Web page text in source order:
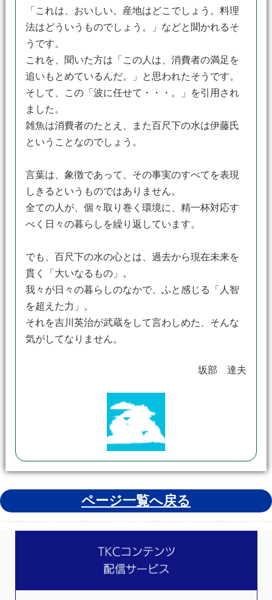
「これは、おいしい。産地はどこでしょう。料理
法はどういうものでしょう。」などと聞かれるそ
うです。
これを、聞いた方は「この人は、消費者の満足を
追いもとめているんだ。」と思われたそうです。
そして、この「波に任せて・・・。」を引用され
ました。
雑魚は消費者のたとえ、また百尺下の水は伊藤氏
ということなのでしょう。
言葉は、象徴であって、その事実のすべてを表現
しきるというものではありません。
全ての人が、個々取り巻く環境に、精一杯対応す
べく日々の暮らしを繰り返しています。
でも、百尺下の水の心とは、過去から現在未来を
貫く「大いなるもの」。
我々が日々の暮らしのなかで、ふと感じる「人智
を超えた力」。
それを吉川英治が武蔵をして言わしめた、そんな
気がしてなりません。
坂部 達夫
ページ一覧へ戻る